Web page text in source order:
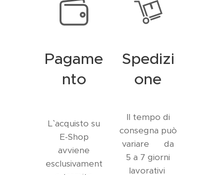
Pagame
nto
L`` acquisto su
E-Shop
avviene
esclusivament
Spedizi
one
Il tempo di
consegna può
variare da
5 a 7 giorni
lavorativi